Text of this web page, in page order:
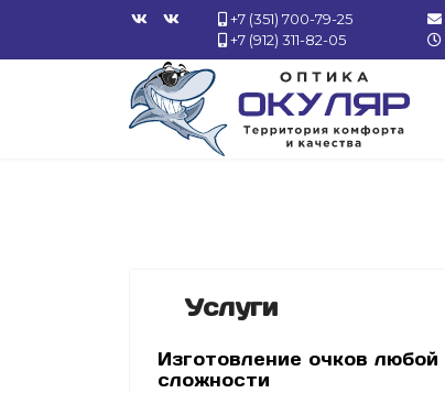
+7 (351) 700-79-25
+7 (912) 311-82-05
Услуги
Изготовление очков любой
сложности